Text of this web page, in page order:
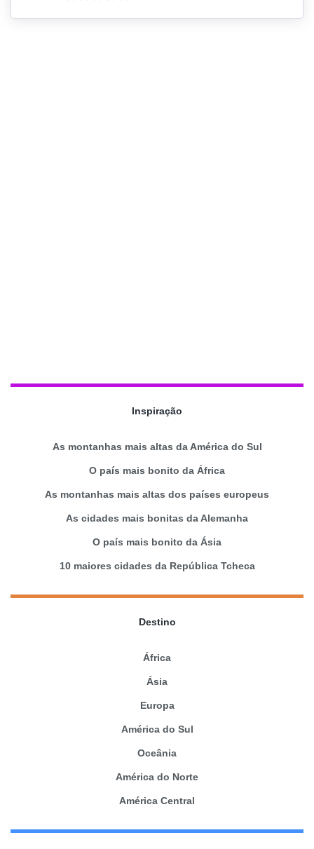
Inspiração
As montanhas mais altas da América do Sul
O país mais bonito da África
As montanhas mais altas dos países europeus
As cidades mais bonitas da Alemanha
O país mais bonito da Ásia
10 maiores cidades da República Tcheca
Destino
África
Ásia
Europa
América do Sul
Oceânia
América do Norte
América Central